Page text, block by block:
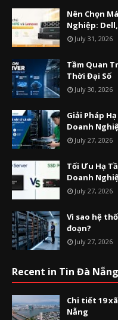
Nên Chọn
Nghiệp: Dell,
July 31, 2026
Tầm Quan
Thời Đại Số
July 30, 2026
Giải Pháp
Doanh
July 27, 2026
Tối Ưu Hạ
Doanh
July 27, 2026
Vì sao hệ
đoạn?
July 27, 2026
Recent in Tin Đà Nẵng
Chi tiết 19
Nẵng